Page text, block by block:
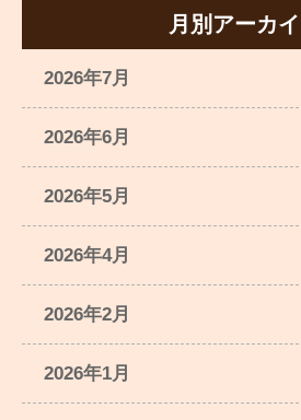
月別アーカ
2026年7月
2026年6月
2026年5月
2026年4月
2026年2月
2026年1月